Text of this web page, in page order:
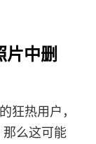
片中删
狂热用户，
么这可能